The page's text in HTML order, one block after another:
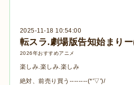
2025-11-18 10:54:00
転スラ.劇場版告知始まり
2026年おすすめアニメ
楽しみ.楽しみ.楽しみ
絶対、前売り買う--------(*'▽')/